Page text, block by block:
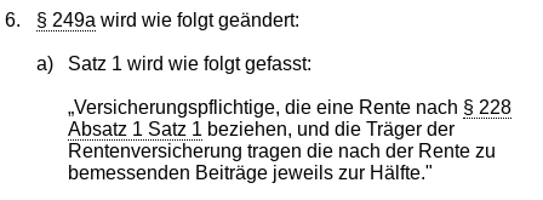
6. § 249a wird wie folgt geändert:
a) Satz 1 wird wie folgt gefasst:
„Versicherungspflichtige, die eine Rente nach § 228
Absatz 1 Satz 1 beziehen, und die Träger der
Rentenversicherung tragen die nach der Rente zu
bemessenden Beiträge jeweils zur Hälfte."